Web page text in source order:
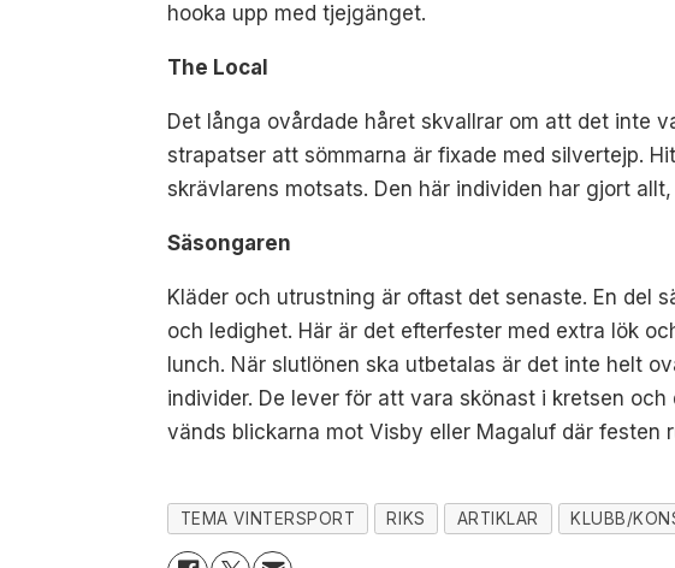
hooka upp med tjejgänget.
The Local
Det långa ovårdade håret skvallrar om att det inte
strapatser att sömmarna är fixade med silvertejp.
skrävlarens motsats. Den här individen har gjort
Säsongaren
Kläder och utrustning är oftast det senaste. En del
och ledighet. Här är det efterfester med extra lök
lunch. När slutlönen ska utbetalas är det inte helt
individer. De lever för att vara skönast i kretsen
vänds blickarna mot Visby eller Magaluf där festen
TEMA VINTERSPORT RIKS ARTIKLAR KLUBB/